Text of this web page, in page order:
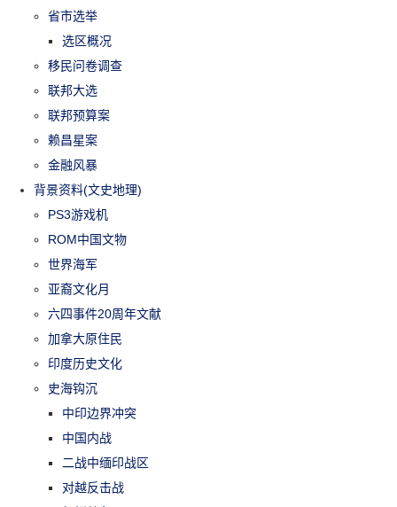
省市选举
选区概况
移民问卷调查
联邦大选
联邦预算案
赖昌星案
金融风暴
背景资料(文史地理)
PS3游戏机
ROM中国文物
世界海军
亚裔文化月
六四事件20周年文献
加拿大原住民
印度历史文化
史海钩沉
中印边界冲突
中国内战
二战中缅印战区
对越反击战